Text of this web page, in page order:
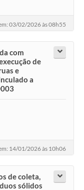
03/02/2026 às 08h55
com
de
e
a
14/01/2026 às 10h06
de coleta,
sólidos